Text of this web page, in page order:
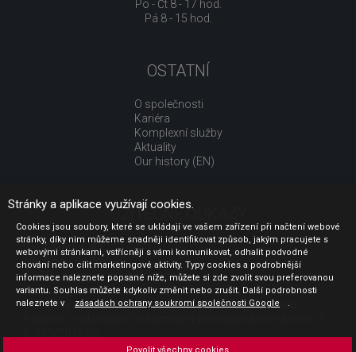
Po - Čt 8 - 17 hod.
Pá 8 - 15 hod.
OSTATNÍ
O společnosti
Kariéra
Komplexní služby
Aktuality
Our history (EN)
UŽITEČNÉ ODKAZY
Jak nakupovat
Obchodní podmínky
GDPR - ochrana osobních údajů
Profil zadavatele
Sdělení před uzavřením kupní smlouvy pro spotřebitele
Stránky a aplikace využívají cookies.
Cookies jsou soubory, které se ukládají ve vašem zařízení při načtení webové
stránky, díky nim můžeme snadněji identifikovat způsob, jakým pracujete s
webovými stránkami, vstřícněji s vámi komunikovat, odhalit podvodné
chování nebo cílit marketingové aktivity. Typy cookies a podrobnější
informace naleznete popsané níže, můžete si zde zvolit svou preferovanou
variantu. Souhlas můžete kdykoliv změnit nebo zrušit. Další podrobnosti
naleznete v
zásadách ochrany soukromí společnosti Google .